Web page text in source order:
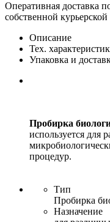
Оперативная доставка
собственной
Описание
Тех.
Упаковка и
Пробирка
используется для
процедур.
Тип
Пробирка
Назначение